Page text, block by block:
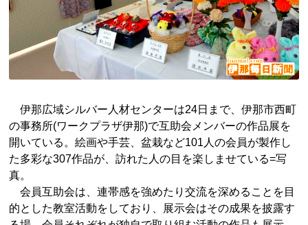
伊那広域シルバー人材センターは24日まで、伊那市西町
の事務所(ワークプラザ伊那)で互助会メンバーの作品展を
開いている。絵画や手芸、盆栽など101人の会員が製作し
た多彩な307作品が、訪れた人の目を楽しませている=写
真。
会員互助会は、連帯感を強めたり交流を深めることを目
的とした教室活動をしており、展示会はその成果を披露す